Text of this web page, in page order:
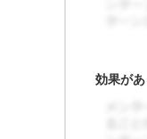
効果が